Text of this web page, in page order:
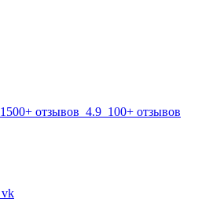
1500+ отзывов 4.9 100+ отзывов